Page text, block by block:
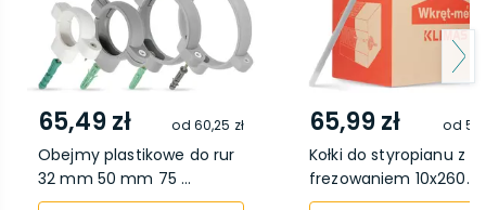
65,49 zł od 60,25 zł
Obejmy plastikowe do rur
32 mm 50 mm 75 ...
65,99 zł od
Kołki do styropianu z
frezowaniem 10x260...